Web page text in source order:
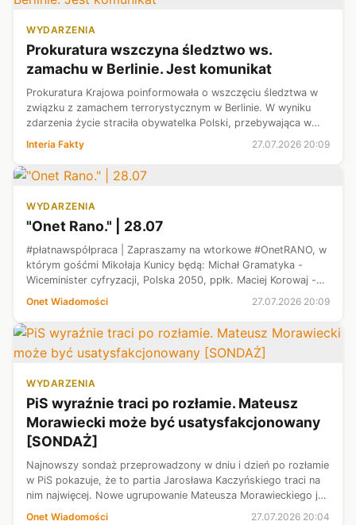
WYDARZENIA
Prokuratura wszczyna śledztwo ws.
zamachu w Berlinie. Jest komunikat
Prokuratura Krajowa poinformowała o wszczęciu śledztwa w
związku z zamachem terrorystycznym w Berlinie. W wyniku
zdarzenia życie straciła obywatelka Polski, przebywająca w
stolicy Niemiec wraz z córką. 21-letni zwolennik Państwa
Islamskiego wjechał t...
Interia Fakty 27.07.2026 20:09
WYDARZENIA
"Onet Rano." | 28.07
#płatnawspółpraca | Zapraszamy na wtorkowe #OnetRANO, w
którym gośćmi Mikołaja Kunicy będą: Michał Gramatyka -
Wiceminister cyfryzacji, Polska 2050, ppłk. Maciej Korowaj -
analityk rosyjskiej wojskowości, prof. dr n. med. Anna
Onet Wiadomości 27.07.2026 20:09
WYDARZENIA
PiS wyraźnie traci po rozłamie. Mateusz
Morawiecki może być usatysfakcjonowany
[SONDAŻ]
Najnowszy sondaż przeprowadzony w dniu i dzień po rozłamie
w PiS pokazuje, że to partia Jarosława Kaczyńskiego traci na
nim najwięcej. Nowe ugrupowanie Mateusza Morawieckiego już
teraz notuje poparcie na poziomie pozwalającym na
Onet Wiadomości 27.07.2026 20:04